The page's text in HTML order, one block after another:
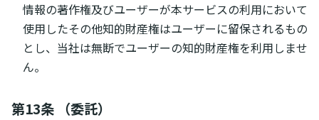
情報の著作権及びユーザーが本サービスの利用において
使用したその他知的財産権はユーザーに留保されるもの
とし、当社は無断でユーザーの知的財産権を利用しませ
ん。
第13条 （委託）